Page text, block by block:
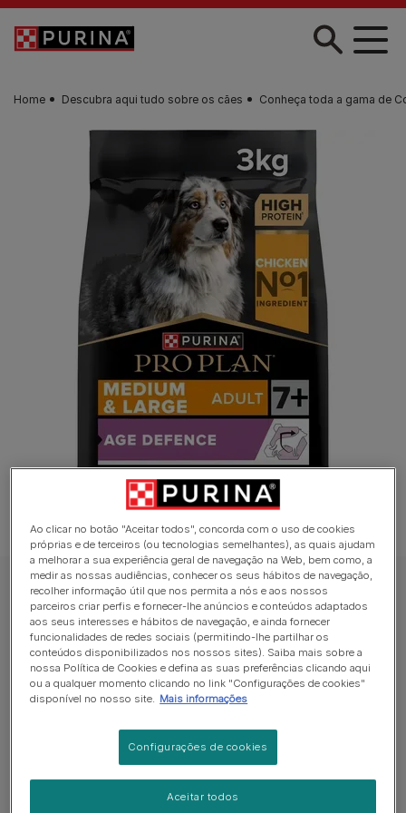
Skip to main content
Home Descubra aqui tudo sobre os cães Conheça toda a gama de
PRO PLAN Ração Seca para cão
PRO PLAN Cão Adulto 7+ Porte Médio e
Grande Age Defence Rico em Frango
Sem avaliações​
Formatos disponíveis: 3kg 14kg
grande com idade igual ou superior a 7 anos, rico em
Ao clicar no botão "Aceitar todos", concorda com o uso de cookies
próprias e de terceiros (ou tecnologias semelhantes), as quais ajudam
a melhorar a sua experiência geral de navegação na Web, bem como, a
medir as nossas audiências, conhecer os seus hábitos de navegação,
recolher informação útil que nos permita a nós e aos nossos
parceiros criar perfis e fornecer-lhe anúncios e conteúdos adaptados
aos seus interesses e hábitos de navegação, e ainda fornecer
funcionalidades de redes sociais (permitindo-lhe partilhar os
conteúdos disponibilizados nos nossos sites). Saiba mais sobre a
nossa Política de Cookies e defina as suas preferências clicando aqui
ou a qualquer momento clicando no link "Configurações de cookies"
disponível no nosso site. Mais informações
Configurações de cookies
Aceitar todos